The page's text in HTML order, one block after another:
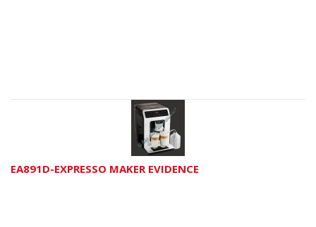
EA891D-EXPRESSO MAKER EVIDENCE